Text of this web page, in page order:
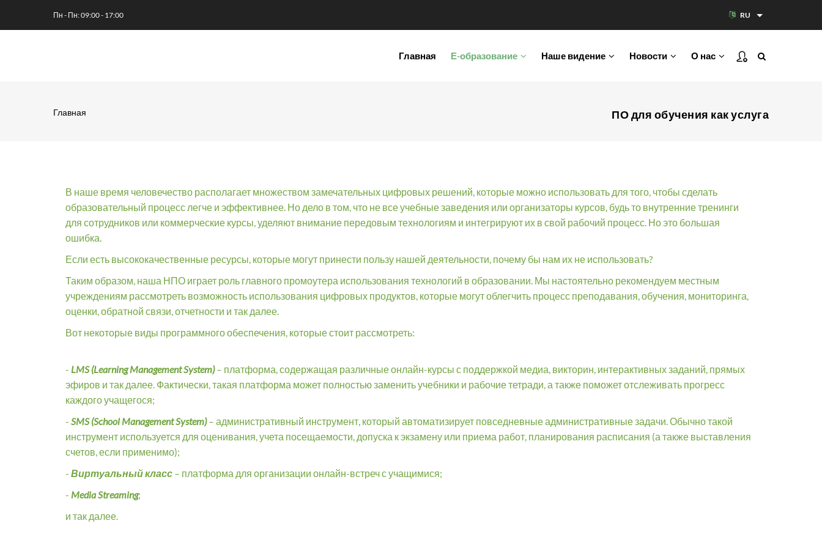
RU Список
Пн - Пн: 09:00 - 17:00
Главная Е-образование Наше видение Новости О нас
ПО для обучения как услуга
Главная
В наше время человечество располагает множеством замечательных цифровых решений, которые можно использовать для того, чтобы сделать
образовательный процесс легче и эффективнее. Но дело в том, что не все учебные заведения или организаторы курсов, будь то внутренние тренинги
для сотрудников или коммерческие курсы, уделяют внимание передовым технологиям и интегрируют их в свой рабочий процесс. Но это большая
ошибка.
Если есть высококачественные ресурсы, которые могут принести пользу нашей деятельности, почему бы нам их не использовать?
Таким образом, наша НПО играет роль главного промоутера использования технологий в образовании. Мы настоятельно рекомендуем местным
учреждениям рассмотреть возможность использования цифровых продуктов, которые могут облегчить процесс преподавания, обучения, мониторинга,
оценки, обратной связи, отчетности и так далее.
Вот некоторые виды программного обеспечения, которые стоит рассмотреть:
- LMS (Learning Management System)– платформа, содержащая различные онлайн-курсы с поддержкой медиа, викторин, интерактивных заданий, прямых
эфиров и так далее. Фактически, такая платформа может полностью заменить учебники и рабочие тетради, а также поможет отслеживать прогресс
каждого учащегося;
- SMS (School Management System)– административный инструмент, который автоматизирует повседневные административные задачи. Обычно такой
инструмент используется для оценивания, учета посещаемости, допуска к экзамену или приема работ, планирования расписания (а также выставления
счетов, если применимо);
- Виртуальный класс – платформа для организации онлайн-встреч с учащимися;
- Media Streaming;
и так далее.